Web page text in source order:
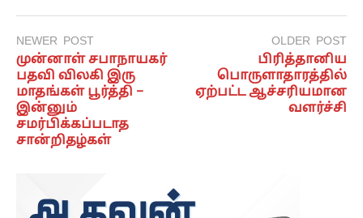
NEWER POST
முன்னாள் சபாநாயகர்
பதவி விலகி இரு
மாதங்கள் பூர்த்தி –
இன்னும்
சமர்பிக்கப்படாத
சான்றிதழ்கள்
OLDER POST
பிரித்தானிய
பொருளாதாரத்தில்
ஏற்பட்ட ஆச்சரியமான
வளர்ச்சி